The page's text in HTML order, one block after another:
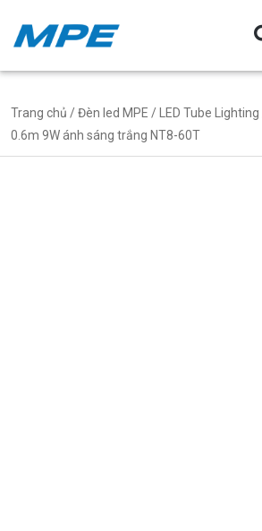
Trang chủ /Đèn led MPE / LED Tube Lighting
0.6m 9W ánh sáng trắng NT8-60T